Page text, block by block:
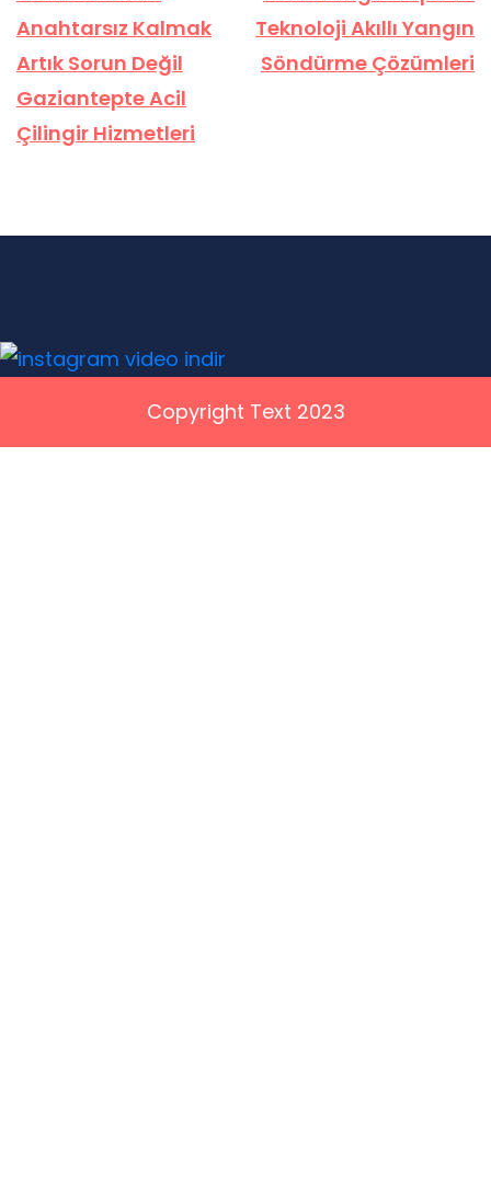
gezinmesi
Anahtarsız Kalmak
Artık Sorun Değil
Gaziantepte Acil
Çilingir Hizmetleri
Teknoloji Akıllı Yangın
Söndürme Çözümleri
Copyright Text 2023